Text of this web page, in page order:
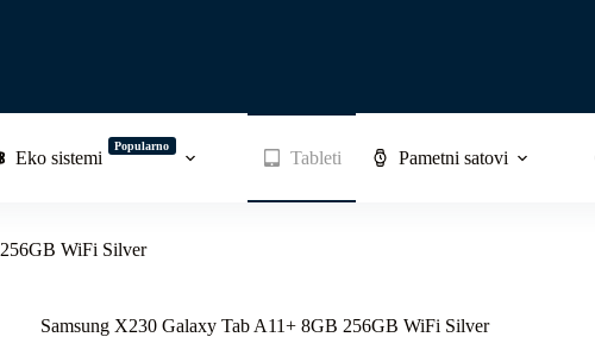
Eko sistemi
Popularno
Tableti Pametni satovi
WiFi Silver
Samsung X230 Galaxy Tab A11+ 8GB 256GB WiFi Silver